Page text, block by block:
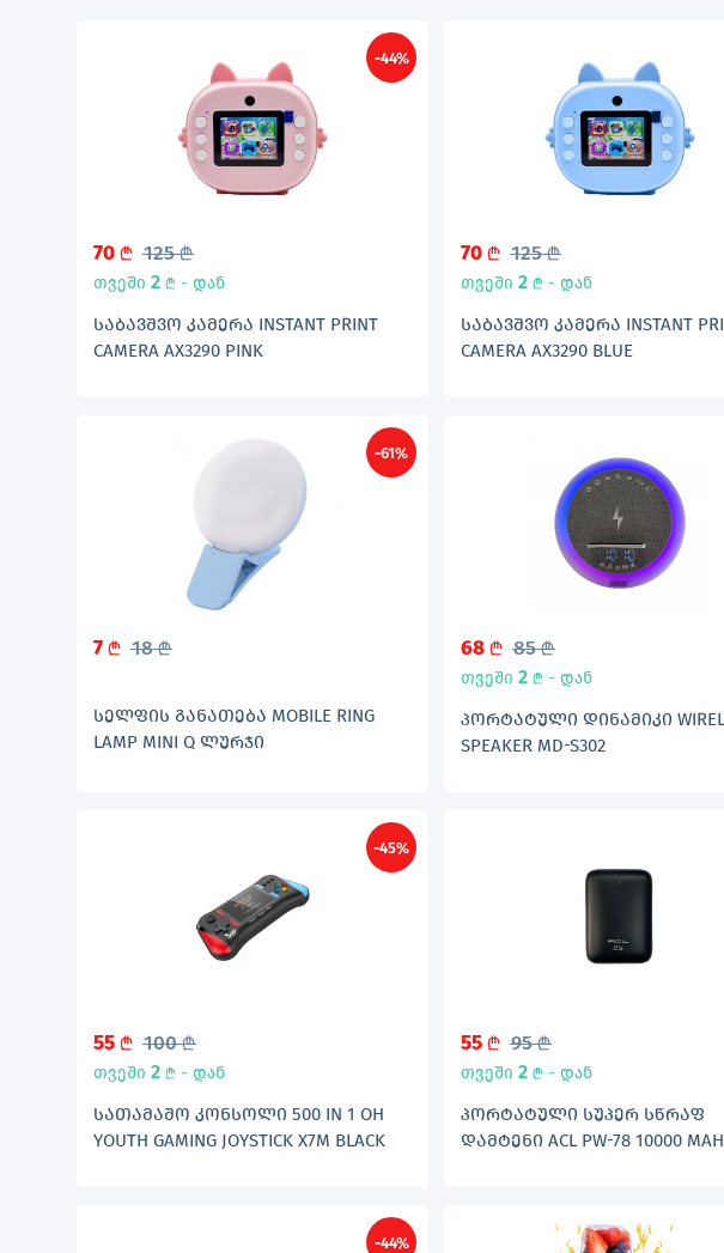
-44%
70 L 125L
თვეში 2 L - დან
ᲡᲐᲑᲐᲕᲨᲕᲝ ᲙᲐᲛᲔᲠᲐ INSTANT PRINT
CAMERA AX3290 PINK
70 L 125L
თვეში 2 L - დან
ᲡᲐᲑᲐᲕᲨᲕᲝ ᲙᲐᲛᲔᲠᲐ INSTANT
CAMERA AX3290 BLUE
-61%
7 L 18L
ᲡᲔᲚᲤᲘᲡ ᲒᲐᲜᲐᲗᲔᲑᲐ MOBILE RING
LAMP MINI Q ᲚᲣᲠᲯᲘ
68 L 85L
თვეში 2 L - დან
ᲞᲝᲠᲢᲐᲢᲣᲚᲘ ᲓᲘᲜᲐᲛᲘᲙᲘ
SPEAKER MD-S302
-45%
55 L 100L
თვეში 2 L - დან
ᲡᲐᲗᲐᲛᲐᲨᲝ ᲙᲝᲜᲡᲝᲚᲘ 500 IN 1 OH
YOUTH GAMING JOYSTICK X7M BLACK
55 L 95L
თვეში 2 L - დან
ᲞᲝᲠᲢᲐᲢᲣᲚᲘ ᲡᲣᲞᲔᲠ ᲡᲬᲠᲐᲤ
ᲓᲐᲛᲢᲔᲜᲘ ACL PW-78 10000 MAH
-44%